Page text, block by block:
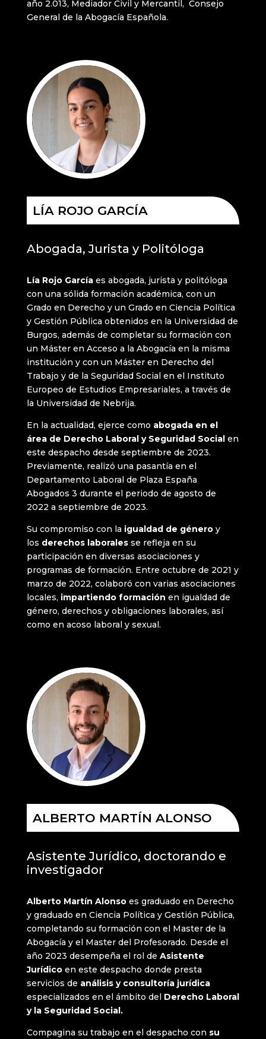
año 2.013, Mediador Civil y Mercantil, Consejo
General de la Abogacía Española.
LÍA ROJO GARCÍA
Abogada, Jurista y Politóloga
Lía Rojo Garcíaes abogada, jurista y politóloga
con una sólida formación académica, con un
Grado en Derecho y un Grado en Ciencia Política
y Gestión Pública obtenidos en la Universidad de
Burgos, además de completar su formación con
un Máster en Acceso a la Abogacía en la misma
institución y con un Máster en Derecho del
Trabajo y de la Seguridad Social en el Instituto
Europeo de Estudios Empresariales, a través de
la Universidad de Nebrija.
En la actualidad, ejerce como abogada en el
área de Derecho Laboral y Seguridad Socialen
este despacho desde septiembre de 2023.
Previamente, realizó una pasantía en el
Departamento Laboral de Plaza España
Abogados 3 durante el periodo de agosto de
2022 a septiembre de 2023.
Su compromiso con la igualdad de géneroy
los derechos laboralesse refleja en su
participación en diversas asociaciones y
programas de formación. Entre octubre de 2021 y
marzo de 2022, colaboró con varias asociaciones
locales, impartiendo formación en igualdad de
género, derechos y obligaciones laborales, así
como en acoso laboral y sexual.
ALBERTO MARTÍN ALONSO
Asistente Jurídico, doctorando e
investigador
Alberto Martín Alonsoes graduado en Derecho
y graduado en Ciencia Política y Gestión Pública,
completando su formación con el Master de la
Abogacía y el Master del Profesorado. Desde el
año 2023 desempeña el rol de Asistente
Jurídicoen este despacho donde presta
servicios de análisis y consultoría jurídica
especializados en el ámbito del Derecho Laboral
y la Seguridad Social.
Compagina su trabajo en el despacho con su